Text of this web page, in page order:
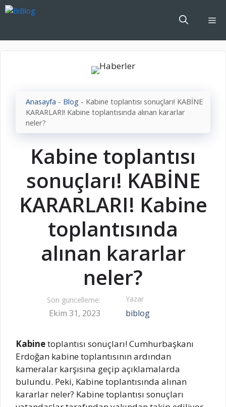
İçeriğe
Anasayfa - Blog - Kabine toplantısı sonuçları! KABİNE
KARARLARI! Kabine toplantısında alınan kararlar
neler?
Kabine toplantısı
sonuçları! KABİNE
KARARLARI! Kabine
toplantısında
alınan kararlar
neler?
Son güncelleme:
Ekim 31, 2023
Yazar
biblog
Kabinetoplantısı sonuçları! Cumhurbaşkanı
Erdoğan kabine toplantısının ardından
kameralar karşısına geçip açıklamalarda
bulundu. Peki, Kabine toplantısında alınan
kararlar neler? Kabine toplantısı sonuçları